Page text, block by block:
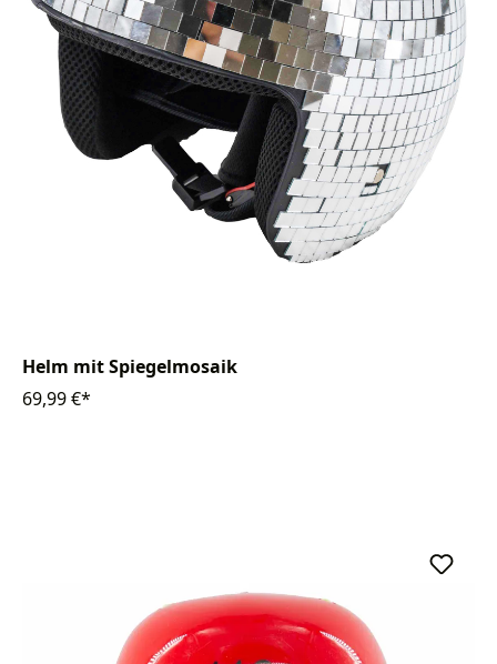
Helm mit Spiegelmosaik
69,99 €*